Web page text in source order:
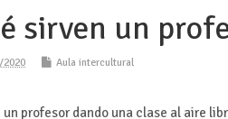
sirven un
2020 Aula intercultural